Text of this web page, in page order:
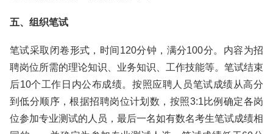
五、组织笔试
笔试采取闭卷形式，时间120分钟，满分100分。内容为招
聘岗位所需的理论知识、业务知识、工作技能等。笔试结束
后10个工作日内公布成绩。按照应聘人员笔试成绩从高分
到低分顺序，根据招聘岗位计划数，按照3:1比例确定各岗
位参加专业测试的人员，最后一名如有数名考生笔试成绩相